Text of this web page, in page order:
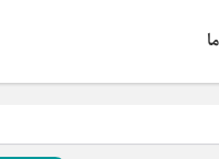
تحقیق